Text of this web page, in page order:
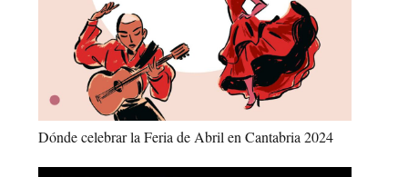
Dónde celebrar la Feria de Abril en Cantabria 2024